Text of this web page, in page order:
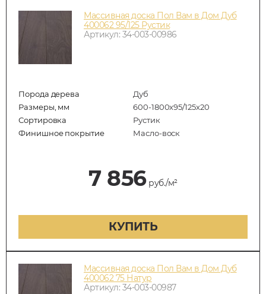
Массивная доска Пол Вам в Дом Дуб
400062 95/125 Рустик
Артикул: 34-003-00986
Порода дерева
Дуб
Размеры, мм
600-1800x95/125x20
Сортировка
Рустик
Финишное покрытие
Масло-воск
7 856руб./м²
КУПИТЬ
Массивная доска Пол Вам в Дом Дуб
400062 75 Натур
Артикул: 34-003-00987